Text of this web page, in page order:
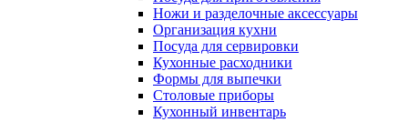
Ножи и разделочные аксессуары
Организация кухни
Посуда для сервировки
Кухонные расходники
Формы для выпечки
Столовые приборы
Кухонный инвентарь